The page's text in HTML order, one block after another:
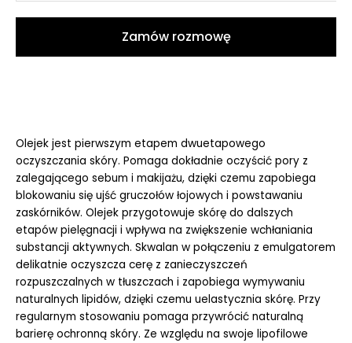
Zamów rozmowę
Olejek jest pierwszym etapem dwuetapowego
oczyszczania skóry. Pomaga dokładnie oczyścić pory z
zalegającego sebum i makijażu, dzięki czemu zapobiega
blokowaniu się ujść gruczołów łojowych i powstawaniu
zaskórników. Olejek przygotowuje skórę do dalszych
etapów pielęgnacji i wpływa na zwiększenie wchłaniania
substancji aktywnych. Skwalan w połączeniu z emulgatorem
delikatnie oczyszcza cerę z zanieczyszczeń
rozpuszczalnych w tłuszczach i zapobiega wymywaniu
naturalnych lipidów, dzięki czemu uelastycznia skórę. Przy
regularnym stosowaniu pomaga przywrócić naturalną
barierę ochronną skóry. Ze względu na swoje lipofilowe